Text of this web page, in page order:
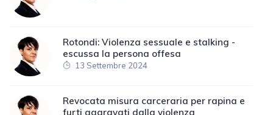
Rotondi: Violenza sessuale e stalking -
escussa la persona offesa
13 Settembre 2024
Revocata misura carceraria per rapina e
furti aggravati dalla violenza